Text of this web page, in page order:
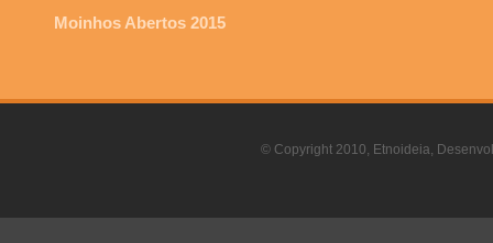
Moinhos Abertos 2015
© Copyright 2010, Etnoideia,